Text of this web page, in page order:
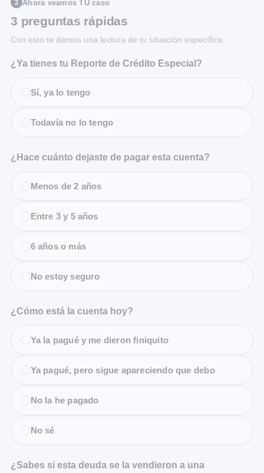
2 Ahora veamos TU caso
3 preguntas rápidas
Con esto te damos una lectura de tu situación específica.
¿Ya tienes tu Reporte de Crédito Especial?
Sí, ya lo tengo
Todavía no lo tengo
¿Hace cuánto dejaste de pagar esta cuenta?
Menos de 2 años
Entre 3 y 5 años
6 años o más
No estoy seguro
¿Cómo está la cuenta hoy?
Ya la pagué y me dieron finiquito
Ya pagué, pero sigue apareciendo que debo
No la he pagado
No sé
¿Sabes si esta deuda se la vendieron a una